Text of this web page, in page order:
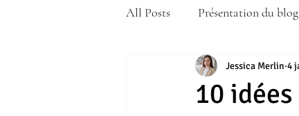
All Posts Présentation du blog
Actualité
10
Jessica Merlin 4